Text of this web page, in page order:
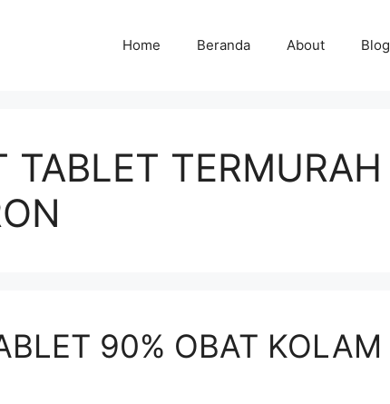
Home Beranda About Blog
TABLET TERMURAH
90% OBAT KOLAM